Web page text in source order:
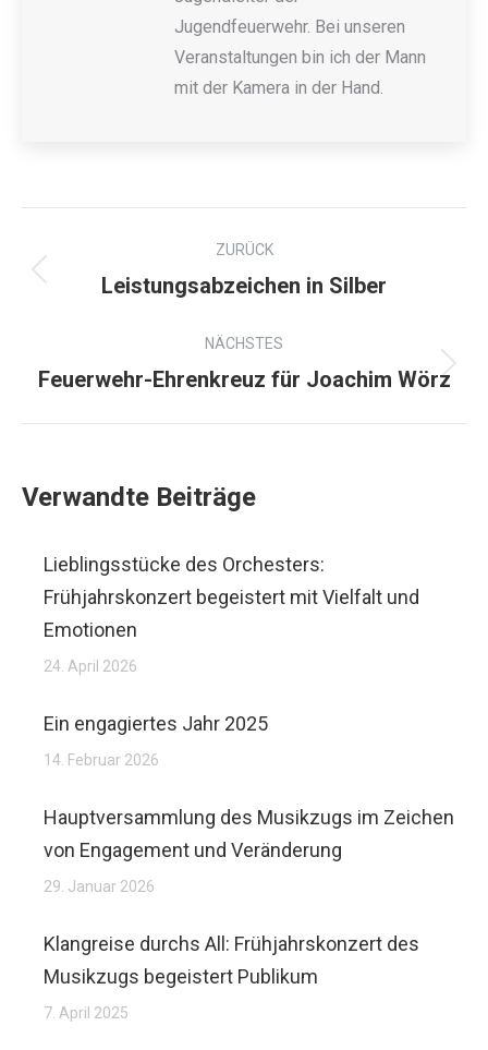
Jugendfeuerwehr. Bei unseren
Veranstaltungen bin ich der Mann
mit der Kamera in der Hand.
ZURÜCK
Leistungsabzeichen in Silber
NÄCHSTES
Feuerwehr-Ehrenkreuz für Joachim Wörz
Verwandte Beiträge
Lieblingsstücke des Orchesters:
Frühjahrskonzert begeistert mit Vielfalt und
Emotionen
24. April 2026
Ein engagiertes Jahr 2025
14. Februar 2026
Hauptversammlung des Musikzugs im Zeichen
von Engagement und Veränderung
29. Januar 2026
Klangreise durchs All: Frühjahrskonzert des
Musikzugs begeistert Publikum
7. April 2025